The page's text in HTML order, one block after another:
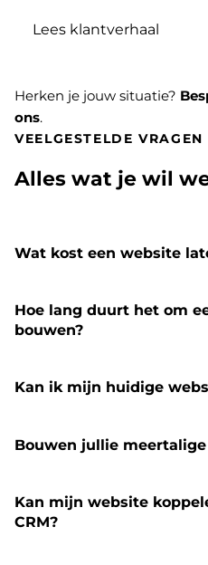
Lees klantverhaal
Herken je jouw situatie?
ons.
VEELGESTELDE VRAGEN
Alles wat je wil
Wat kost een website
Hoe lang duurt het om
bouwen?
Kan ik mijn huidige
Bouwen jullie
Kan mijn website
CRM?